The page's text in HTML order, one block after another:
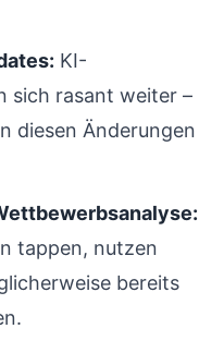
KI-
sich rasant weiter –
diesen Änderungen
tappen, nutzen
bereits